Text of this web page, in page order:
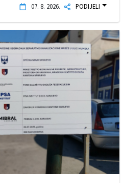
07. 8. 2026. PODIJELI